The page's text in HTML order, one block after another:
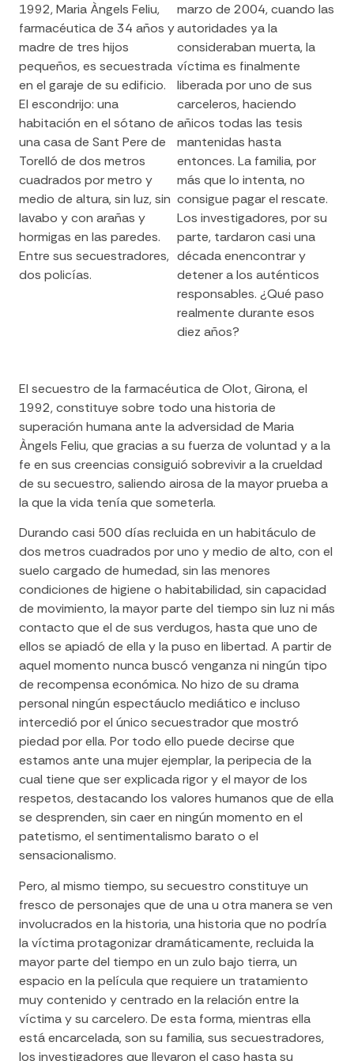
1992,Maria Àngels Feliu,
farmacéutica de 34 años y
madre de tres hijos
pequeños, es secuestrada
en el garaje de su edificio.
El escondrijo: una
habitación en el sótano de
una casa de Sant Pere de
Torelló de dos metros
cuadrados pormetro y
medio de altura, sin luz, sin
lavabo y con arañas y
hormigas en las paredes.
Entre sus secuestradores,
dos policías.
marzo de 2004, cuando las
autoridades ya la
consideraban muerta, la
víctima es finalmente
liberada por uno de sus
carceleros, haciendo
añicos todas las tesis
mantenidas hasta
entonces. La familia, por
más que lo intenta, no
consigue pagar el rescate.
Los investigadores, por su
parte, tardaron casi una
décadaenencontrar y
detener a los auténticos
responsables. ¿Qué paso
realmente durante esos
diez años?
El secuestro de la farmacéutica de Olot, Girona, el
1992, constituye sobre todo una historia de
superación humana ante la adversidad de Maria
Àngels Feliu, que gracias a su fuerza de voluntad y a la
fe en sus creencias consiguió sobrevivir a la crueldad
de su secuestro, saliendo airosa de la mayor prueba a
la que la vida tenía que someterla.
Durando casi 500 días recluida en un habitáculo de
dos metros cuadrados por uno y medio de alto, con el
suelo cargado de humedad, sin las menores
condiciones de higiene o habitabilidad, sin capacidad
de movimiento, la mayor parte del tiempo sin luz ni más
contacto que el de sus verdugos, hasta que uno de
ellos se apiadó de ella y la puso en libertad. A partir de
aquel momento nunca buscó venganza ni ningún tipo
de recompensa económica. No hizo de su drama
personal ningún espectáuclo mediático e incluso
intercedió por el único secuestrador que mostró
piedad por ella. Por todo ello puede decirse que
estamos ante una mujer ejemplar, la peripecia de la
cual tiene que ser explicada rigor y el mayor de los
respetos, destacando los valores humanos que de ella
se desprenden, sin caer en ningún momento en el
patetismo, el sentimentalismo barato o el
sensacionalismo.
Pero, al mismo tiempo, su secuestro constituye un
fresco de personajes que de una u otra manera se ven
involucrados en la historia, una historia que no podría
la víctima protagonizar dramáticamente, recluida la
mayor parte del tiempo en un zulo bajo tierra, un
espacio en la película que requiere un tratamiento
muy contenido y centrado en la relación entre la
víctima y su carcelero. De esta forma, mientras ella
está encarcelada, son su familia, sus secuestradores,
los investigadores que llevaron el caso hasta su